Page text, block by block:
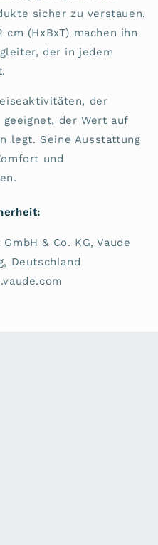
sicher zu verstauen.
cm (HxBxT) machen ihn
der in jedem
der
der Wert auf
legt. Seine Ausstattung
und
& Co. KG, Vaude
Deutschland